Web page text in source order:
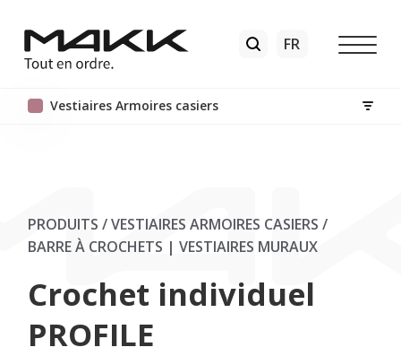
Vestiaires Armoires casiers
PRODUITS / VESTIAIRES ARMOIRES CASIERS /
BARRE À CROCHETS | VESTIAIRES MURAUX
Crochet individuel
PROFILE